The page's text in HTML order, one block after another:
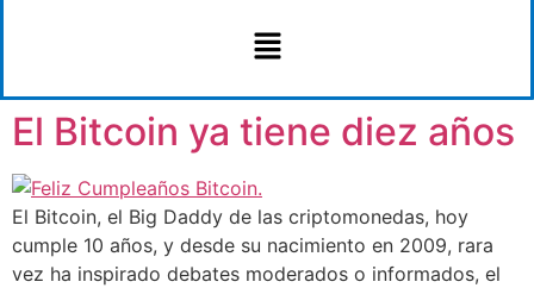
El Bitcoin ya tiene diez años
El Bitcoin, el Big Daddy de las criptomonedas, hoy
cumple 10 años, y desde su nacimiento en 2009, rara
vez ha inspirado debates moderados o informados, el